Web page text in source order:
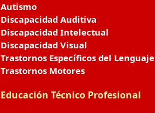
Autismo
Discapacidad Auditiva
Discapacidad Intelectual
Discapacidad Visual
Trastornos Específicos del Lenguaje
Trastornos Motores
Educación Técnico Profesional